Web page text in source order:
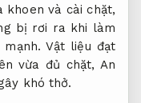
khoen và cài chặt,
bị rơi ra khi làm
Vật liệu đạt
vừa đủ chặt, An
khó thở.